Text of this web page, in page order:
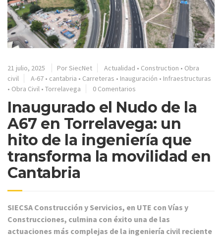
21 julio, 2025 Por SiecNet Actualidad • Construction • Obra
civil
A-67 • cantabria • Carreteras • Inauguración • Infraestructuras
• Obra Civil • Torrelavega 0 Comentarios
Inaugurado el Nudo de la
A67 en Torrelavega: un
hito de la ingeniería que
transforma la movilidad en
Cantabria
SIECSA Construcción y Servicios, en UTE con Vías y
Construcciones, culmina con éxito una de las
actuaciones más complejas de la ingeniería civil reciente